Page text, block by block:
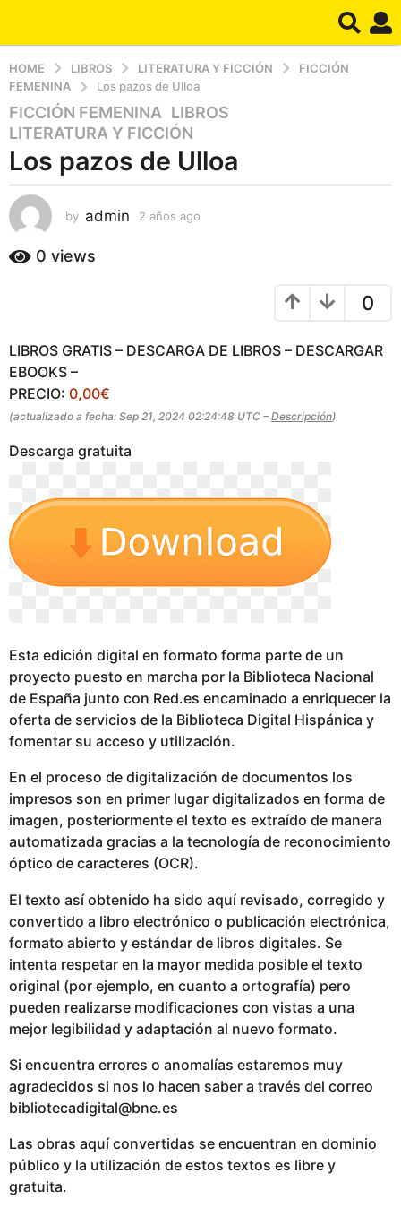
HOME LIBROS LITERATURA Y FICCIÓN
FICCIÓN
FEMENINA
Los pazos de Ulloa
2
a
ñ
s
a
o
o
s
a
g
FICCIÓN FEMENINA ,LIBROS
LITERATURA Y FICCIÓN
Los pazos de Ulloa
by admin 2 años ago
0 views
0
LIBROS GRATIS – DESCARGA DE LIBROS – DESCARGAR
EBOOKS –
PRECIO: 0,00€
(actualizado a fecha: Sep 21, 2024 02:24:48 UTC – Descripción)
Descarga gratuita
Esta edición digital en formato forma parte de un
proyecto puesto en marcha por la Biblioteca Nacional
de España junto con Red.es encaminado a enriquecer la
oferta de servicios de la Biblioteca Digital Hispánica y
fomentar su acceso y utilización.
En el proceso de digitalización de documentos los
impresos son en primer lugar digitalizados en forma de
imagen, posteriormente el texto es extraído de manera
automatizada gracias a la tecnología de reconocimiento
óptico de caracteres (OCR).
El texto así obtenido ha sido aquí revisado, corregido y
convertido a libro electrónico o publicación electrónica,
formato abierto y estándar de libros digitales. Se
intenta respetar en la mayor medida posible el texto
original (por ejemplo, en cuanto a ortografía) pero
pueden realizarse modificaciones con vistas a una
mejor legibilidad y adaptación al nuevo formato.
Si encuentra errores o anomalías estaremos muy
agradecidos si nos lo hacen saber a través del correo
bibliotecadigital@bne.es
Las obras aquí convertidas se encuentran en dominio
público y la utilización de estos textos es libre y
gratuita.